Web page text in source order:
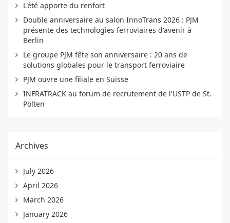
L'été apporte du renfort
Double anniversaire au salon InnoTrans 2026 : PJM
présente des technologies ferroviaires d'avenir à
Berlin
Le groupe PJM fête son anniversaire : 20 ans de
solutions globales pour le transport ferroviaire
PJM ouvre une filiale en Suisse
INFRATRACK au forum de recrutement de l'USTP de St.
Pölten
Archives
July 2026
April 2026
March 2026
January 2026